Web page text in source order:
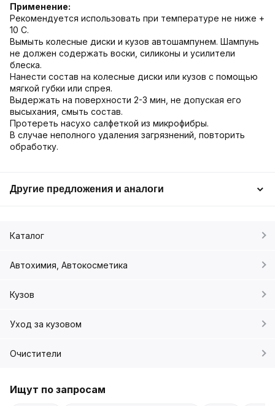
Применение:
Рекомендуется использовать при температуре не ниже +
10 С.
Вымыть колесные диски и кузов автошампунем. Шампунь
не должен содержать воски, силиконы и усилители
блеска.
Нанести состав на колесные диски или кузов с помощью
мягкой губки или спрея.
Выдержать на поверхности 2-3 мин, не допуская его
высыхания, смыть состав.
Протереть насухо салфеткой из микрофибры.
В случае неполного удаления загрязнений, повторить
обработку.
Другие предложения и аналоги
Каталог
Автохимия, Автокосметика
Кузов
Уход за кузовом
Очистители
Ищут по запросам